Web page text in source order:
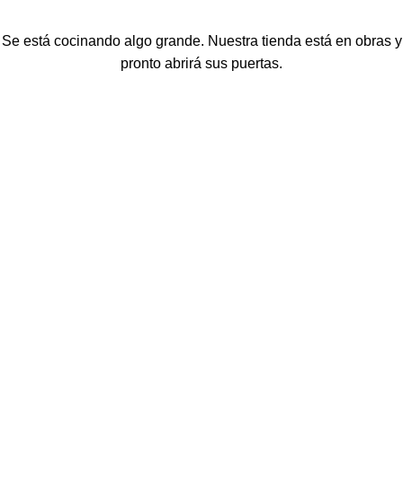
Se está cocinando algo grande. Nuestra tienda está en obras y
pronto abrirá sus puertas.